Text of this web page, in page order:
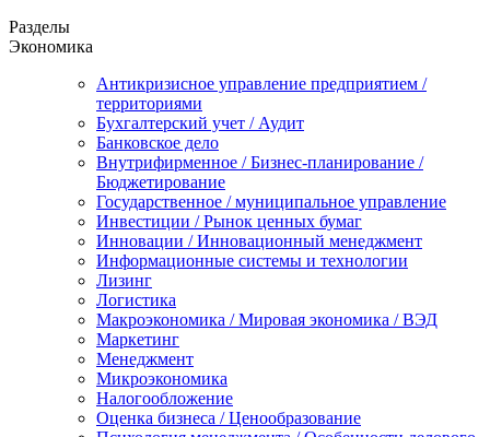
Разделы
Экономика
Антикризисное управление предприятием /
территориями
Бухгалтерский учет / Аудит
Банковское дело
Внутрифирменное / Бизнес-планирование /
Бюджетирование
Государственное / муниципальное управление
Инвестиции / Рынок ценных бумаг
Инновации / Инновационный менеджмент
Информационные системы и технологии
Лизинг
Логистика
Макроэкономика / Мировая экономика / ВЭД
Маркетинг
Менеджмент
Микроэкономика
Налогообложение
Оценка бизнеса / Ценообразование